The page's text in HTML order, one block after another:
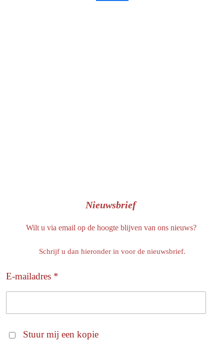
Nieuwsbrief
Wilt u via email op de hoogte blijven van ons nieuws?
Schrijf u dan hieronder in voor de nieuwsbrief.
E-mailadres *
Stuur mij een kopie